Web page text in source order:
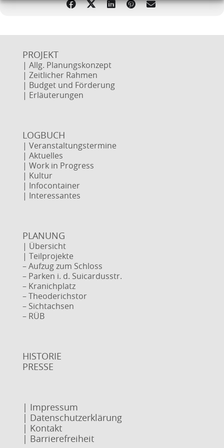
PROJEKT
| Allg. Planungskonzept
| Zeitlicher Rahmen
| Budget und Förderung
| Erläuterungen
LOGBUCH
| Veranstaltungstermine
| Aktuelles
| Work in Progress
| Kultur
| Infocontainer
| Interessantes
PLANUNG
| Übersicht
| Teilprojekte
– Aufzug zum Schloss
– Parken i. d. Suicardusstr.
– Kranichplatz
– Theoderichstor
– Sichtachsen
– RÜB
HISTORIE
PRESSE
| Impressum
| Datenschutzerklärung
| Kontakt
| Barrierefreiheit